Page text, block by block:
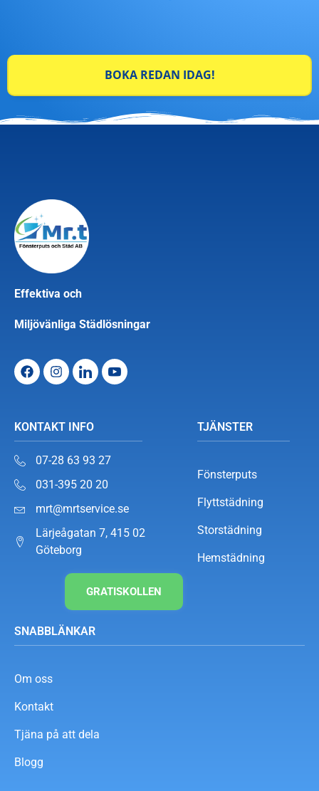
BOKA REDAN IDAG!
Effektiva och
Miljövänliga Städlösningar
KONTAKT INFO
07-28 63 93 27
031-395 20 20
mrt@mrtservice.se
Lärjeågatan 7, 415 02
Göteborg
GRATISKOLLEN
TJÄNSTER
Fönsterputs
Flyttstädning
Storstädning
Hemstädning
SNABBLÄNKAR
Om oss
Kontakt
Tjäna på att dela
Blogg